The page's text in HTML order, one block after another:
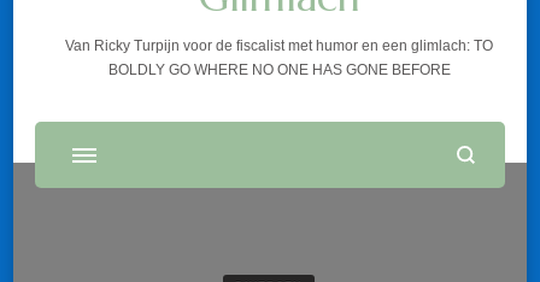
Van Ricky Turpijn voor de fiscalist met humor en een glimlach: TO
BOLDLY GO WHERE NO ONE HAS GONE BEFORE